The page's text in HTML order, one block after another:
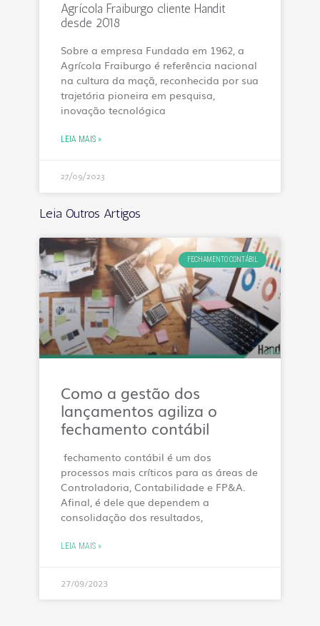
Agrícola Fraiburgo cliente Handit
desde 2018
Sobre a empresa Fundada em 1962, a
Agrícola Fraiburgo é referência nacional
na cultura da maçã, reconhecida por sua
trajetória pioneira em pesquisa,
inovação tecnológica
LEIA MAIS »
27/09/2023
Leia Outros Artigos
FECHAMENTO CONTÁBIL
Como a gestão dos
lançamentos agiliza o
fechamento contábil
fechamento contábil é um dos
processos mais críticos para as áreas de
Controladoria, Contabilidade e FP&A.
Afinal, é dele que dependem a
consolidação dos resultados,
LEIA MAIS »
27/09/2023